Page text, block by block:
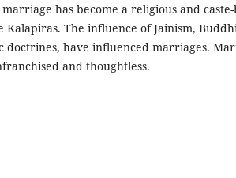
has become a religious and
The influence of Jainism,
doctrines, have influenced marriages.
and thoughtless.